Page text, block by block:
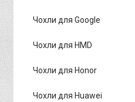
Чохли для Google
Чохли для HMD
Чохли для Honor
Чохли для Huawei